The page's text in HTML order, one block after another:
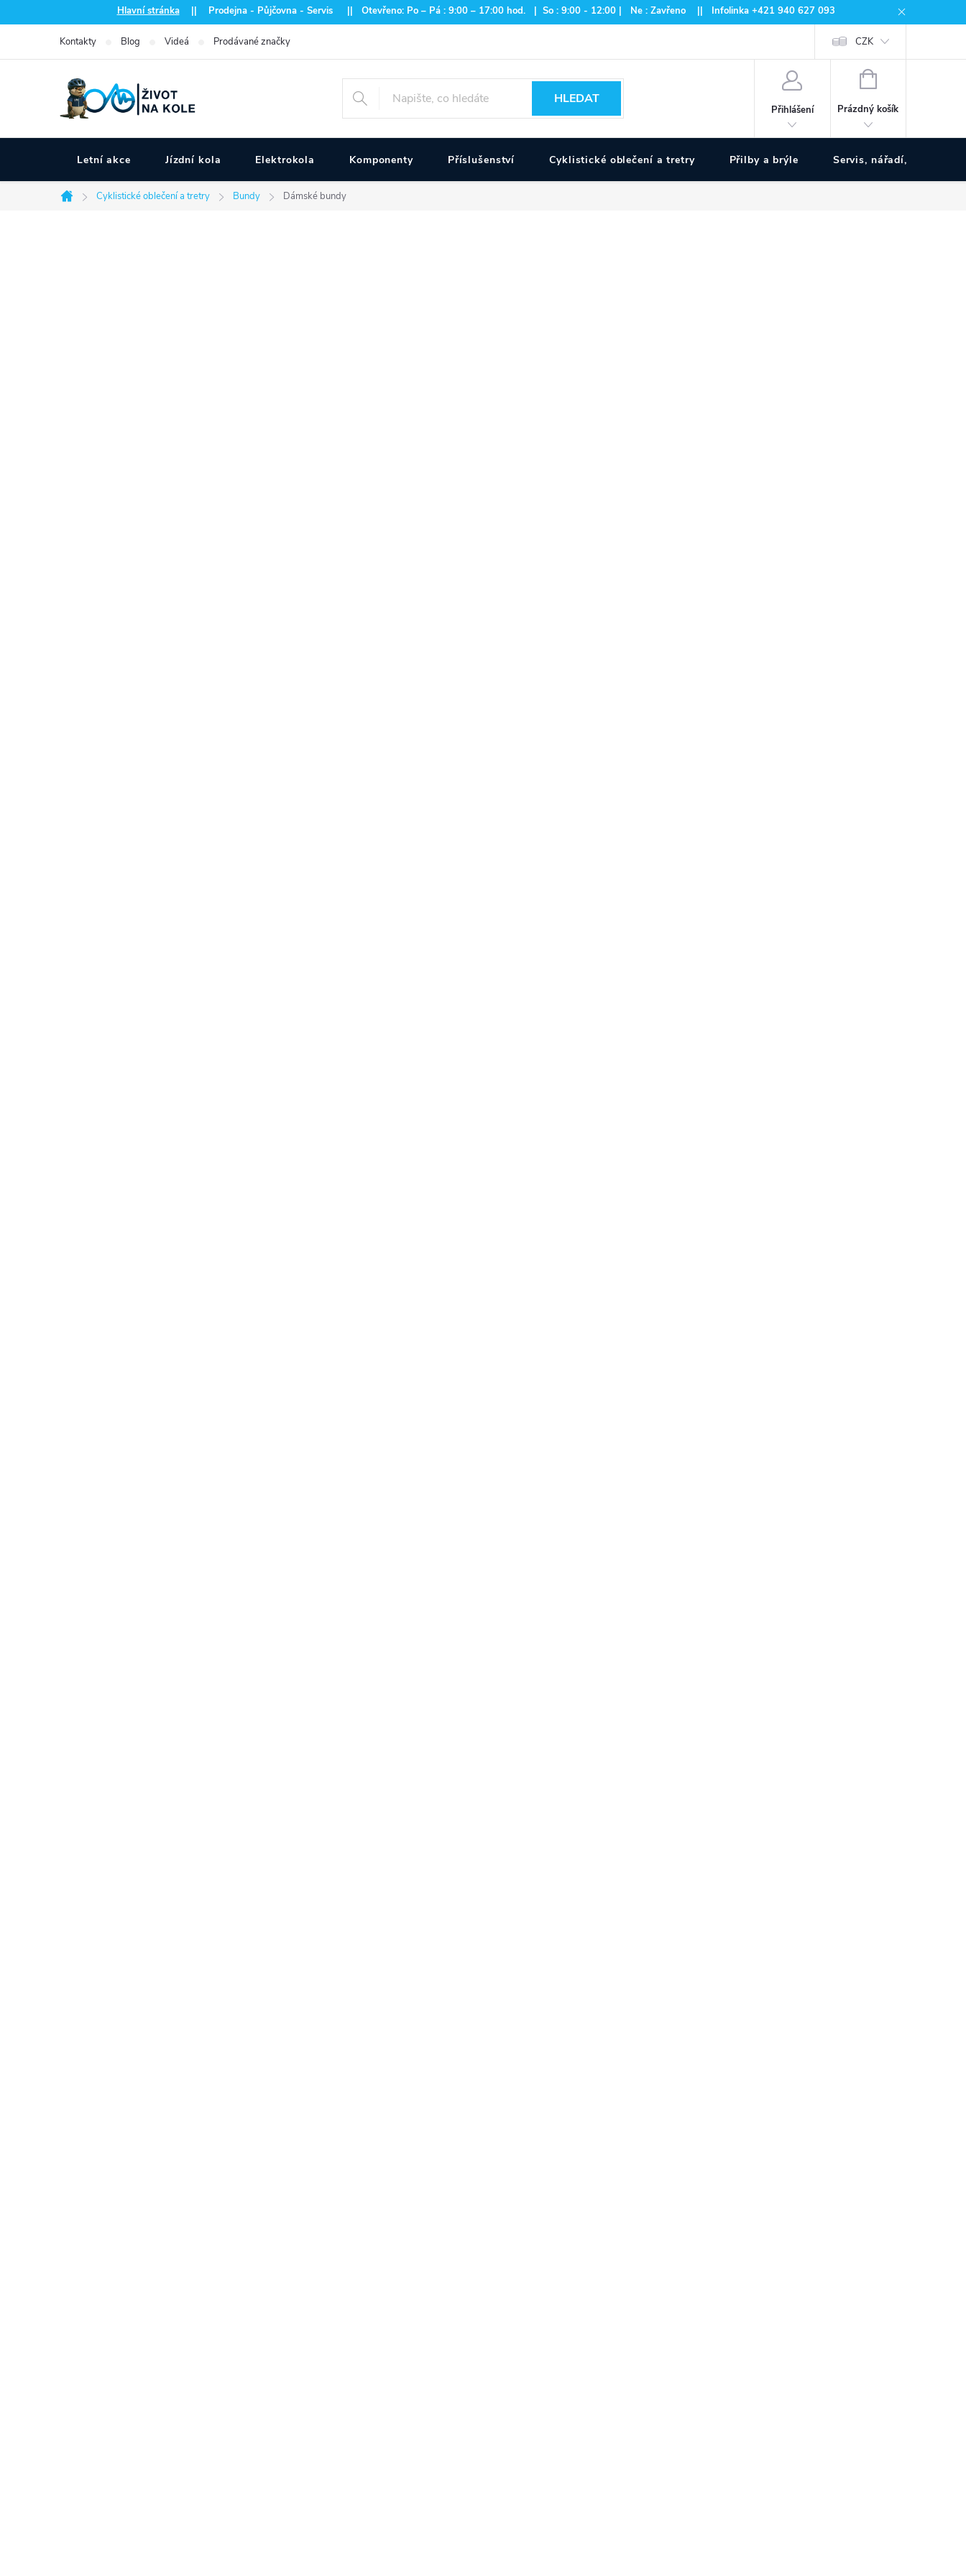
na
Hlavní stránka|| Prodejna - Půjčovna - Servis || Otevřeno: Po – Pá : 9:00 – 17:00 hod. | So : 9:00 - 12:00 | Ne : Zavřeno || Infolinka +421 940 627 093
Kontakty Blog Videá Prodávané značky CZK
HLEDAT
Přihlášení
NÁKUPNÍ
Prázdný košík
Letní akce Jízdní kola Elektrokola Komponenty Příslušenství Cyklistické oblečení a tretry Přilby a brýle Servis, nářadí, pumpy
Domů
Cyklistické oblečení a tretry Bundy Dámské bundy